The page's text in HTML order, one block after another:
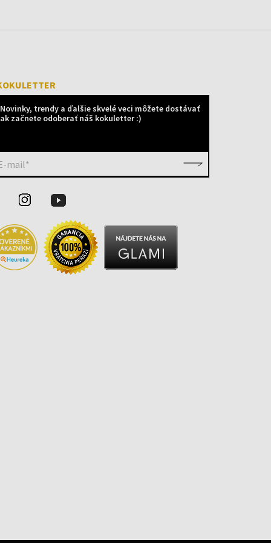
Novinky, trendy a ďalšie skvelé veci môžete dostávať
ak začnete odoberať náš kokuletter :)
mail*